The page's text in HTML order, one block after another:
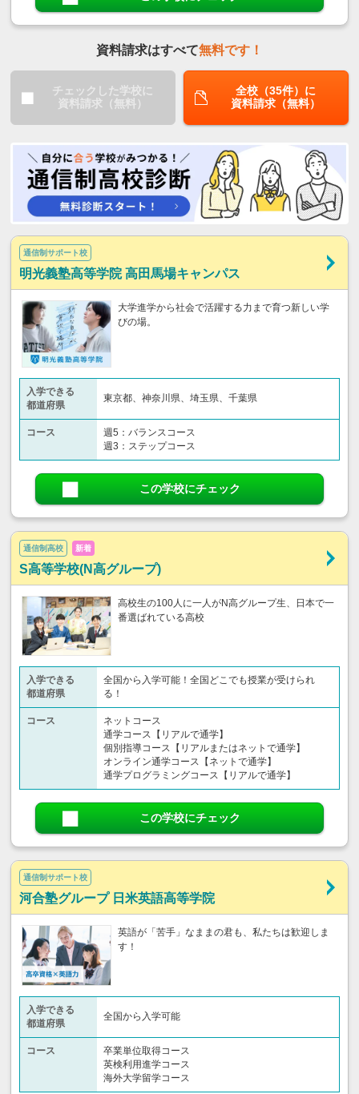
資料請求はすべて無料です！
チェックした学校に
資料請求（無料）
全校（35件）に
資料請求（無料）
通信制サポート校
明光義塾高等学院 高田馬場キャンパス
大学進学から社会で活躍する力まで育つ新しい学
びの場。
入学できる
都道府県
東京都、神奈川県、埼玉県、千葉県
コース
週5：バランスコース
週3：ステップコース
この学校にチェック
通信制高校 新着
S高等学校(N高グループ)
高校生の100人に一人がN高グループ生、日本で一
番選ばれている高校
入学できる
都道府県
全国から入学可能！全国どこでも授業が受けられ
る！
コース
ネットコース
通学コース【リアルで通学】
個別指導コース【リアルまたはネットで通学】
オンライン通学コース【ネットで通学】
通学プログラミングコース【リアルで通学】
この学校にチェック
通信制サポート校
河合塾グループ 日米英語高等学院
英語が「苦手」なままの君も、私たちは歓迎しま
す！
入学できる
都道府県
全国から入学可能
コース
卒業単位取得コース
英検利用進学コース
海外大学留学コース